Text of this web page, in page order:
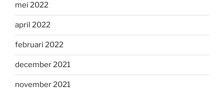
mei 2022
april 2022
februari 2022
december 2021
november 2021